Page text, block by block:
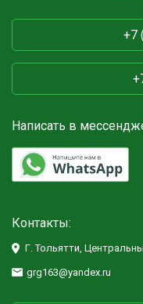
+7
Написать в
Контакты:
Г. Тольятти,
grg163@yandex.ru